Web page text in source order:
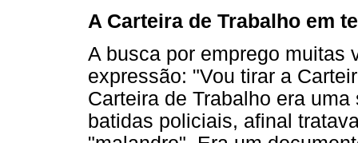
A Carteira de Trabalho em
A busca por emprego muitas
expressão: "Vou tirar a
Carteira de Trabalho era
batidas policiais, afinal